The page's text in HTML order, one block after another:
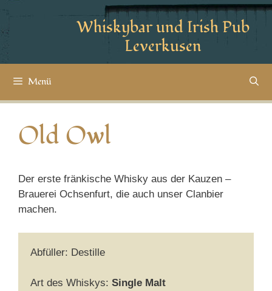
Whiskybar und Irish Pub
Leverkusen
Menü
Old Owl
Der erste fränkische Whisky aus der Kauzen –
Brauerei Ochsenfurt, die auch unser Clanbier
machen.
Abfüller: Destille
Art des Whiskys: Single Malt